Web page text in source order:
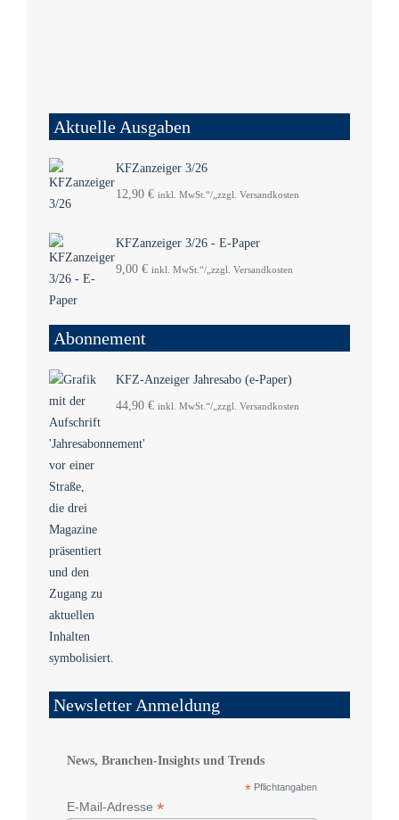
Aktuelle Ausgaben
KFZanzeiger 3/26
12,90 € inkl. MwSt.“/„zzgl. Versandkosten
KFZanzeiger 3/26 - E-Paper
9,00 € inkl. MwSt.“/„zzgl. Versandkosten
Abonnement
KFZ-Anzeiger Jahresabo (e-Paper)
44,90 € inkl. MwSt.“/„zzgl. Versandkosten
Newsletter Anmeldung
News, Branchen-Insights und Trends
* Pflichtangaben
E-Mail-Adresse *